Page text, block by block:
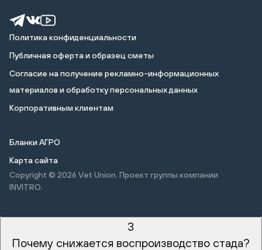
Политика конфиденциальности
Публичная оферта и образец сметы
Cогласие на получение рекламно-информационных
материалов и обработку персональных данных
Корпоративным клиентам
Бланки АГРО
Карта сайта
Copyright © 2026 Vet Union. Проект группы компании
INVITRO.
3
Почему снижается воспроизводство стада?